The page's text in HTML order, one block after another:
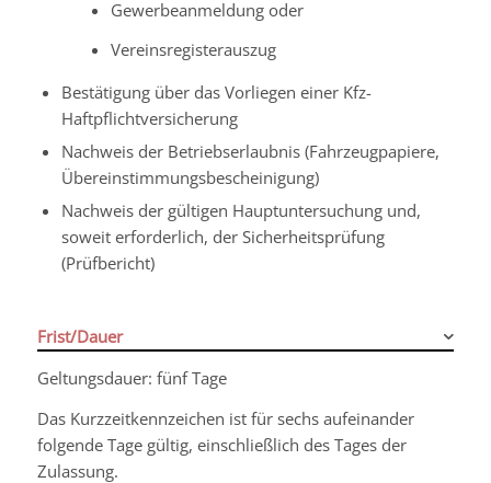
Gewerbeanmeldung oder
Vereinsregisterauszug
Bestätigung über das Vorliegen einer Kfz-
Haftpflichtversicherung
Nachweis der Betriebserlaubnis (Fahrzeugpapiere,
Übereinstimmungsbescheinigung)
Nachweis der gültigen Hauptuntersuchung und,
soweit erforderlich, der Sicherheitsprüfung
(Prüfbericht)
Frist/Dauer
Geltungsdauer: fünf Tage
Das Kurzzeitkennzeichen ist für sechs aufeinander
folgende Tage gültig, einschließlich des Tages der
Zulassung.